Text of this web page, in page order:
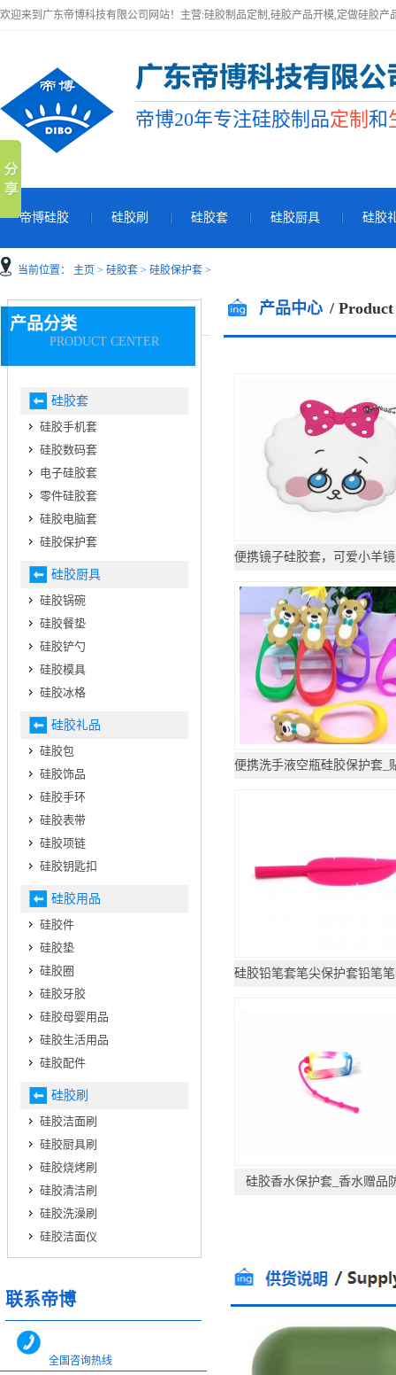
欢迎来到广东帝博科技有限公司网站！主营:硅胶制品定制,硅胶产品开模,定做硅胶产
帝博20年专注硅胶制品定制 和
帝博硅胶 硅胶刷 硅胶套 硅胶厨具 硅胶
当前位置： 主页 > 硅胶套 > 硅胶保护套 >
产品中心 /
硅胶香水保护套_香水赠品
产品分类
PRODUCT CENTER
硅胶套
硅胶手机套
硅胶数码套
电子硅胶套
零件硅胶套
硅胶电脑套
硅胶保护套
硅胶厨具
硅胶锅碗
硅胶餐垫
硅胶铲勺
硅胶模具
硅胶冰格
硅胶礼品
硅胶包
硅胶饰品
硅胶手环
硅胶表带
硅胶项链
硅胶钥匙扣
硅胶用品
硅胶件
硅胶垫
硅胶圈
硅胶牙胶
硅胶母婴用品
硅胶生活用品
硅胶配件
硅胶刷
硅胶洁面刷
硅胶厨具刷
硅胶烧烤刷
硅胶清洁刷
硅胶洗澡刷
硅胶洁面仪
联系帝博
全国咨询热线